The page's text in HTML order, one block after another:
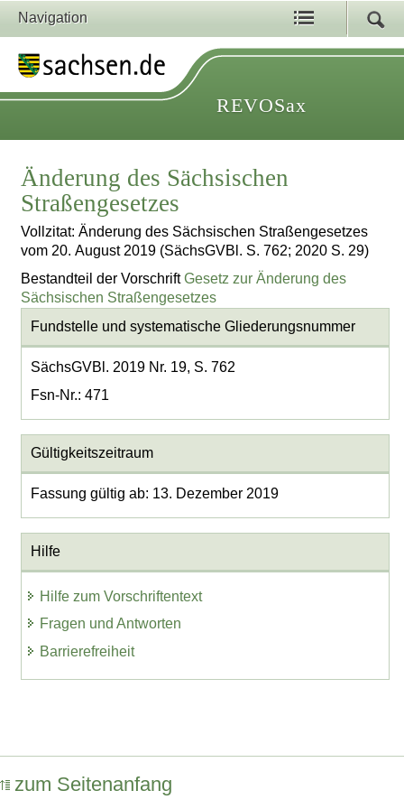
Navigation
REVOSax
Änderung des Sächsischen
Straßengesetzes
Vollzitat: Änderung des Sächsischen Straßengesetzes
vom 20. August 2019 (SächsGVBl. S. 762; 2020 S. 29)
Bestandteil der VorschriftGesetz zur Änderung des
Sächsischen Straßengesetzes
Fundstelle und systematische Gliederungsnummer
SächsGVBl. 2019 Nr. 19, S. 762
Fsn-Nr.: 471
Gültigkeitszeitraum
Fassung gültig ab: 13. Dezember 2019
Hilfe
Hilfe zum Vorschriftentext
Fragen und Antworten
Barrierefreiheit
zum Seitenanfang